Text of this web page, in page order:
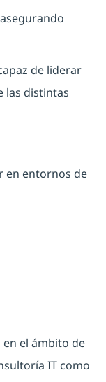
de liderar
las distintas
en entornos de
en el ámbito de
IT como